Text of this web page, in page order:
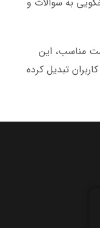
مناسب، این
تبدیل کرده